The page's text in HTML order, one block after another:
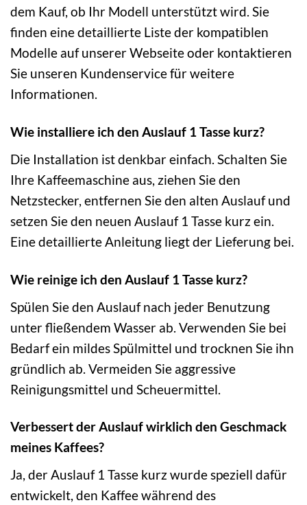
dem Kauf, ob Ihr Modell unterstützt wird. Sie
finden eine detaillierte Liste der kompatiblen
Modelle auf unserer Webseite oder kontaktieren
Sie unseren Kundenservice für weitere
Informationen.
Wie installiere ich den Auslauf 1 Tasse kurz?
Die Installation ist denkbar einfach. Schalten Sie
Ihre Kaffeemaschine aus, ziehen Sie den
Netzstecker, entfernen Sie den alten Auslauf und
setzen Sie den neuen Auslauf 1 Tasse kurz ein.
Eine detaillierte Anleitung liegt der Lieferung bei.
Wie reinige ich den Auslauf 1 Tasse kurz?
Spülen Sie den Auslauf nach jeder Benutzung
unter fließendem Wasser ab. Verwenden Sie bei
Bedarf ein mildes Spülmittel und trocknen Sie ihn
gründlich ab. Vermeiden Sie aggressive
Reinigungsmittel und Scheuermittel.
Verbessert der Auslauf wirklich den Geschmack
meines Kaffees?
Ja, der Auslauf 1 Tasse kurz wurde speziell dafür
entwickelt, den Kaffee während des